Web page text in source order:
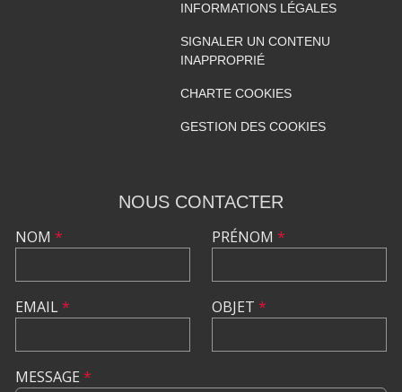
INFORMATIONS LÉGALES
SIGNALER UN CONTENU
INAPPROPRIÉ
CHARTE COOKIES
GESTION DES COOKIES
NOUS CONTACTER
NOM *
EMAIL*
PRÉNOM *
OBJET *
MESSAGE *